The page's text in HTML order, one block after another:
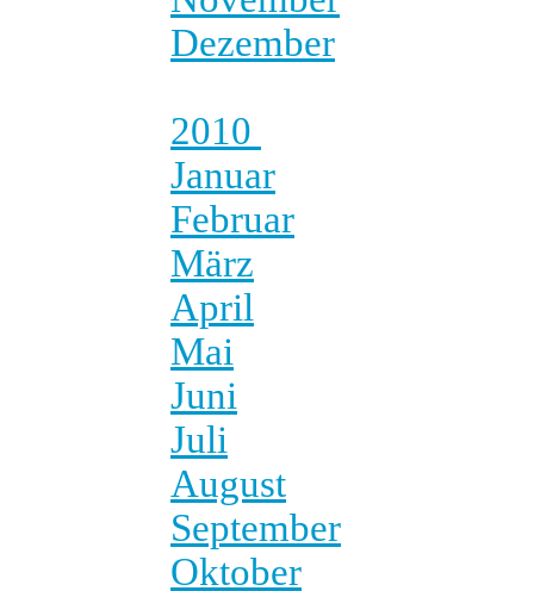
Dezember
2010
Januar
Februar
März
April
Mai
Juni
Juli
August
September
Oktober